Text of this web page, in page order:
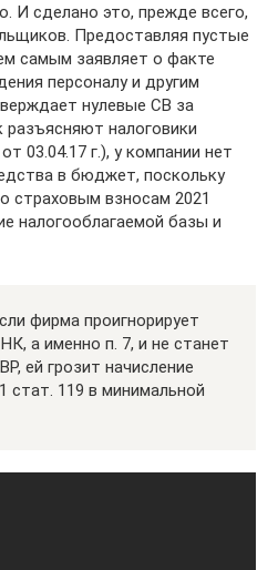
И сделано это, прежде всего,
Предоставляя пустые
самым заявляет о факте
персоналу и другим
нулевые СВ за
разъясняют налоговики
03.04.17 г.), у компании нет
в бюджет, поскольку
страховым взносам 2021
налогооблагаемой базы и
фирма проигнорирует
а именно п. 7, и не станет
ей грозит начисление
стат. 119 в минимальной